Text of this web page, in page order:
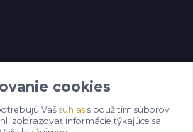
cookies
Váš súhlass použitím súborov
zobrazovať informácie týkajúce sa